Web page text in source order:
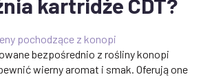
kartridże CDT?
pochodzące z konopi
bezpośrednio z rośliny konopi
wierny aromat i smak. Oferują one